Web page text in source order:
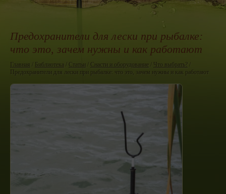
Предохранители для лески при рыбалке:
что это, зачем нужны и как работают
Главная Библиотека Статьи Снасти и оборудование Что выбрать?
Предохранители для лески при рыбалке: что это, зачем нужны и как работают